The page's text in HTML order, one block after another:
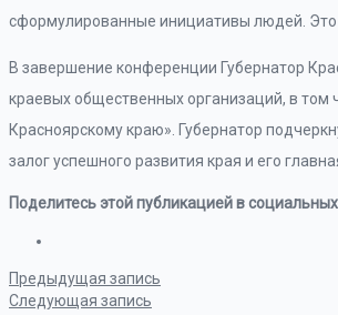
сформулированные инициативы людей. Это
В завершение конференции Губернатор
краевых общественных организаций, в том
Красноярскому краю». Губернатор
залог успешного развития края и его
Поделитесь этой публикацией в
Предыдущая запись
Следующая запись